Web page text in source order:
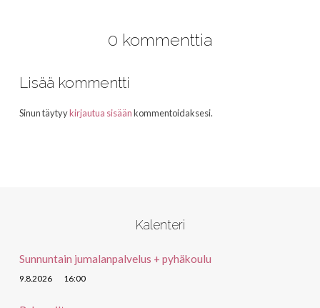
0 kommenttia
Lisää kommentti
Sinun täytyykirjautua sisäänkommentoidaksesi.
Kalenteri
Sunnuntain jumalanpalvelus + pyhäkoulu
9.8.2026 16:00